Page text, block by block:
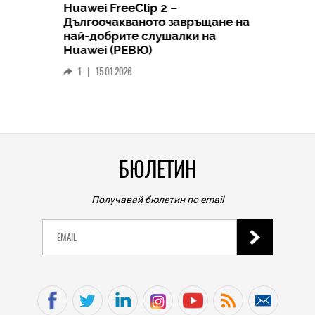
Huawei FreeClip 2 –
Дългоочакваното завръщане на
най-добрите слушалки на
Huawei (РЕВЮ)
1 15.01.2026
БЮЛЕТИН
Получавай бюлетин по email